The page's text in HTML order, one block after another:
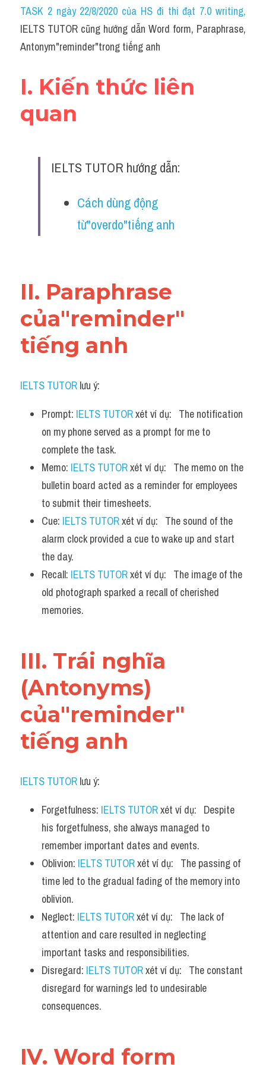
Idiom
Grammar
Word form
Cách dùng từ
Đề thi thật Task 2
TASK 2 ngày 22/8/2020 của HS đi thi đạt 7.0 writing,
IELTS TUTOR cũng hướng dẫn Word form, Paraphrase,
Antonym"reminder"trong tiếng anh
I. Kiến thức liên
quan
IELTS TUTOR hướng dẫn:
Cách dùng động
từ"overdo"tiếng anh
II. Paraphrase
của"reminder"
tiếng anh
IELTS TUTOR lưu ý:
Prompt: IELTS TUTOR xét ví dụ:   The notification
on my phone served as a prompt for me to
complete the task.
Memo: IELTS TUTOR xét ví dụ:   The memo on the
bulletin board acted as a reminder for employees
to submit their timesheets.
Cue: IELTS TUTOR xét ví dụ:   The sound of the
alarm clock provided a cue to wake up and start
the day.
Recall: IELTS TUTOR xét ví dụ:   The image of the
old photograph sparked a recall of cherished
memories.
III. Trái nghĩa
(Antonyms)
của"reminder"
tiếng anh
IELTS TUTOR lưu ý:
Forgetfulness: IELTS TUTOR xét ví dụ:   Despite
his forgetfulness, she always managed to
remember important dates and events.
Oblivion: IELTS TUTOR xét ví dụ:   The passing of
time led to the gradual fading of the memory into
oblivion.
Neglect: IELTS TUTOR xét ví dụ:   The lack of
attention and care resulted in neglecting
important tasks and responsibilities.
Disregard: IELTS TUTOR xét ví dụ:   The constant
disregard for warnings led to undesirable
consequences.
IV. Word form